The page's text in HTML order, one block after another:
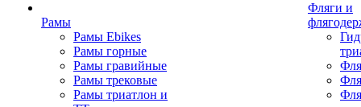
Рамы
Рамы Ebikes
Рамы горные
Рамы гравийные
Рамы трековые
Рамы триатлон и
Фляги и